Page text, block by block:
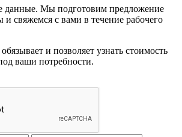
данные. Мы подготовим предложение
свяжемся с вами в течение рабочего
и позволяет узнать стоимость
ваши потребности.